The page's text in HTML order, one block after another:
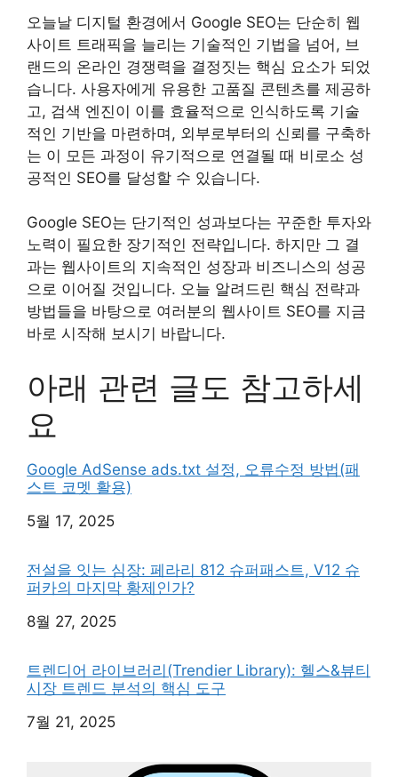
오늘날 디지털 환경에서 Google SEO는 단순히 웹
사이트 트래픽을 늘리는 기술적인 기법을 넘어, 브
랜드의 온라인 경쟁력을 결정짓는 핵심 요소가 되었
습니다. 사용자에게 유용한 고품질 콘텐츠를 제공하
고, 검색 엔진이 이를 효율적으로 인식하도록 기술
적인 기반을 마련하며, 외부로부터의 신뢰를 구축하
는 이 모든 과정이 유기적으로 연결될 때 비로소 성
공적인 SEO를 달성할 수 있습니다.
Google SEO는 단기적인 성과보다는 꾸준한 투자와
노력이 필요한 장기적인 전략입니다. 하지만 그 결
과는 웹사이트의 지속적인 성장과 비즈니스의 성공
으로 이어질 것입니다. 오늘 알려드린 핵심 전략과
방법들을 바탕으로 여러분의 웹사이트 SEO를 지금
바로 시작해 보시기 바랍니다.
아래 관련 글도 참고하세
요
Google AdSense ads.txt 설정, 오류수정 방법(패
스트 코멧 활용)
일자
5월 17, 2025
전설을 잇는 심장: 페라리 812 슈퍼패스트, V12 슈
퍼카의 마지막 황제인가?
일자
8월 27, 2025
트렌디어 라이브러리(Trendier Library): 헬스&뷰티
시장 트렌드 분석의 핵심 도구
일자
7월 21, 2025